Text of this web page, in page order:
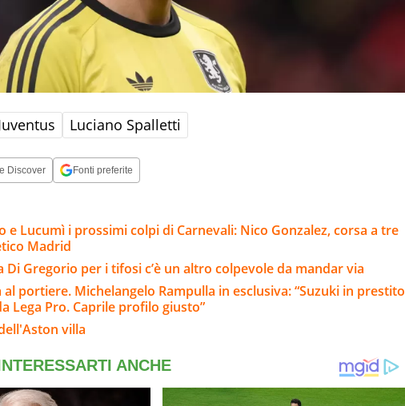
Luciano Spalletti
Discover Fonti preferite
e Lucumì i prossimi colpi di Carnevali: Nico Gonzalez, corsa a tre
Madrid
Di Gregorio per i tifosi c’è un altro colpevole da mandar via
al portiere. Michelangelo Rampulla in esclusiva: “Suzuki in prestito
Lega Pro. Caprile profilo giusto”
villa